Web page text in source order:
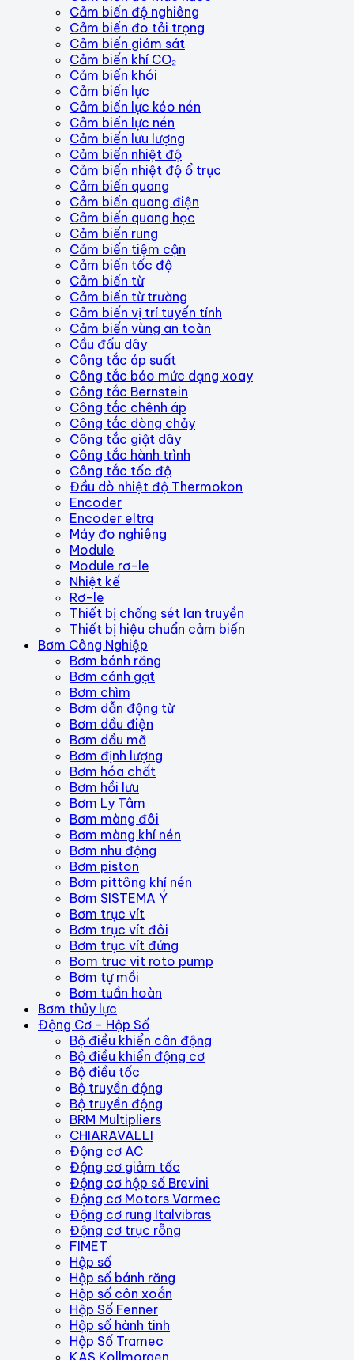
Cảm biến độ nghiêng
Cảm biến đo tải trọng
Cảm biến giám sát
Cảm biến khí CO₂
Cảm biến khói
Cảm biến lực
Cảm biến lực kéo nén
Cảm biến lực nén
Cảm biến lưu lượng
Cảm biến nhiệt độ
Cảm biến nhiệt độ ổ trục
Cảm biến quang
Cảm biến quang điện
Cảm biến quang học
Cảm biến rung
Cảm biến tiệm cận
Cảm biến tốc độ
Cảm biến từ
Cảm biến từ trường
Cảm biến vị trí tuyến tính
Cảm biến vùng an toàn
Cầu đấu dây
Công tắc áp suất
Công tắc báo mức dạng xoay
Công tắc Bernstein
Công tắc chênh áp
Công tắc dòng chảy
Công tắc giật dây
Công tắc hành trình
Công tắc tốc độ
Đầu dò nhiệt độ Thermokon
Encoder
Encoder eltra
Máy đo nghiêng
Module
Module rơ-le
Nhiệt kế
Rơ-le
Thiết bị chống sét lan truyền
Thiết bị hiệu chuẩn cảm biến
Bơm Công Nghiệp
Bơm bánh răng
Bơm cánh gạt
Bơm chìm
Bơm dẫn động từ
Bơm dầu điện
Bơm dầu mỡ
Bơm định lượng
Bơm hóa chất
Bơm hồi lưu
Bơm Ly Tâm
Bơm màng đôi
Bơm màng khí nén
Bơm nhu động
Bơm piston
Bơm pittông khí nén
Bơm SISTEMA Ý
Bơm trục vít
Bơm trục vít đôi
Bơm trục vít đứng
Bom truc vit roto pump
Bơm tự mồi
Bơm tuần hoàn
Bơm thủy lực
Động Cơ - Hộp Số
Bộ điều khiển cân động
Bộ điều khiển động cơ
Bộ điều tốc
Bộ truyền động
Bộ truyền động
BRM Multipliers
CHIARAVALLI
Động cơ AC
Động cơ giảm tốc
Động cơ hộp số Brevini
Động cơ Motors Varmec
Động cơ rung Italvibras
Động cơ trục rỗng
FIMET
Hộp số
Hộp số bánh răng
Hộp số côn xoắn
Hộp Số Fenner
Hộp số hành tinh
Hộp Số Tramec
KAS Kollmorgen